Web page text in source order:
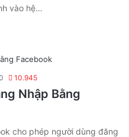
vào hệ…
10.945
Nhập Bằng
cho phép người dùng đăng